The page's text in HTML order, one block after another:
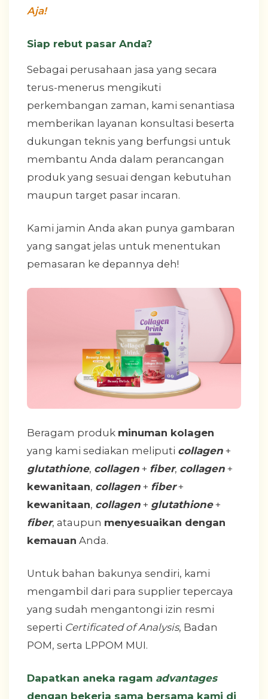
Aja!
Siap rebut pasar Anda?
Sebagai perusahaan jasa yang secara
terus-menerus mengikuti
perkembangan zaman, kami senantiasa
memberikan layanan konsultasi beserta
dukungan teknis yang berfungsi untuk
membantu Anda dalam perancangan
produk yang sesuai dengan kebutuhan
maupun target pasar incaran.
Kami jamin Anda akan punya gambaran
yang sangat jelas untuk menentukan
pemasaran ke depannya deh!
Beragam produk minuman kolagen
yang kami sediakan meliputi collagen +
glutathione, collagen + fiber, collagen +
kewanitaan, collagen + fiber+
kewanitaan, collagen + glutathione+
fiber, ataupun menyesuaikan dengan
kemauan Anda.
Untuk bahan bakunya sendiri, kami
mengambil dari para supplier tepercaya
yang sudah mengantongi izin resmi
seperti Certificated of Analysis, Badan
POM, serta LPPOM MUI.
Dapatkan aneka ragam advantages
dengan bekerja sama bersama kami di